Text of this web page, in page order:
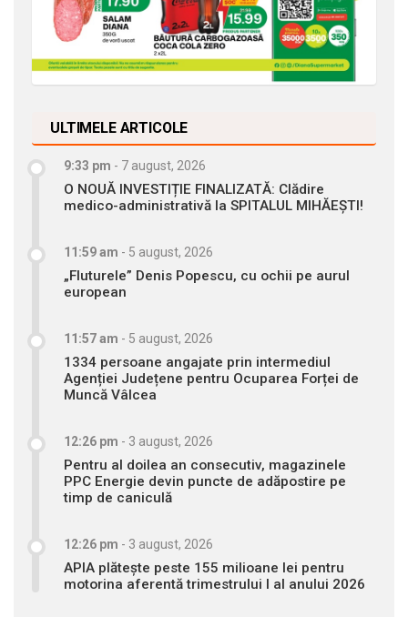
ULTIMELE ARTICOLE
9:33 pm - 7 august, 2026
O NOUĂ INVESTIȚIE FINALIZATĂ: Clădire
medico-administrativă la SPITALUL MIHĂEȘTI!
11:59 am - 5 august, 2026
„Fluturele” Denis Popescu, cu ochii pe aurul
european
11:57 am - 5 august, 2026
1334 persoane angajate prin intermediul
Agenției Județene pentru Ocuparea Forței de
Muncă Vâlcea
12:26 pm - 3 august, 2026
Pentru al doilea an consecutiv, magazinele
PPC Energie devin puncte de adăpostire pe
timp de caniculă
12:26 pm - 3 august, 2026
APIA plătește peste 155 milioane lei pentru
motorina aferentă trimestrului I al anului 2026